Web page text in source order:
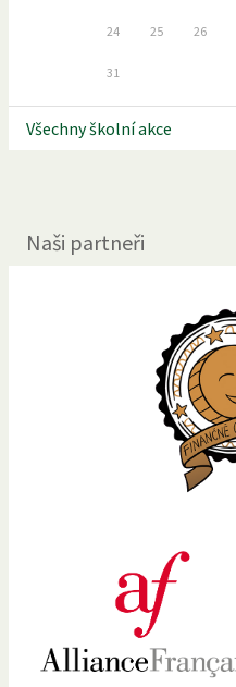
24 25 26
31
Všechny školní akce
Naši partneři